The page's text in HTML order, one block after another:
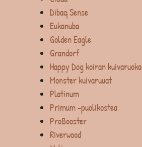
Dibaq Sense
Eukanuba
Golden Eagle
Grandorf
Happy Dog koiran kuivaruoka
Monster kuivaruuat
Platinum
Primum -puolikostea
ProBooster
Riverwood